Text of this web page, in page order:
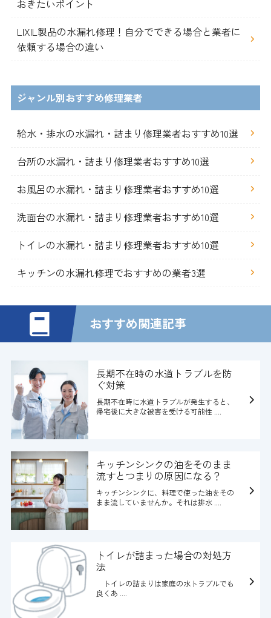
おきたいポイント
LIXIL製品の水漏れ修理！自分でできる場合と業者に
依頼する場合の違い
ジャンル別おすすめ修理業者
給水・排水の水漏れ・詰まり修理業者おすすめ10選
台所の水漏れ・詰まり修理業者おすすめ10選
お風呂の水漏れ・詰まり修理業者おすすめ10選
洗面台の水漏れ・詰まり修理業者おすすめ10選
トイレの水漏れ・詰まり修理業者おすすめ10選
キッチンの水漏れ修理でおすすめの業者3選
おすすめ関連記事
長期不在時の水道トラブルを防
ぐ対策
長期不在時に水道トラブルが発生すると、
帰宅後に大きな被害を受ける可能性 ....
キッチンシンクの油をそのまま
流すとつまりの原因になる？
キッチンシンクに、料理で使った油をその
まま流していませんか。それは排水 ....
トイレが詰まった場合の対処方
法
トイレの詰まりは家庭の水トラブルでも
良くあ ....